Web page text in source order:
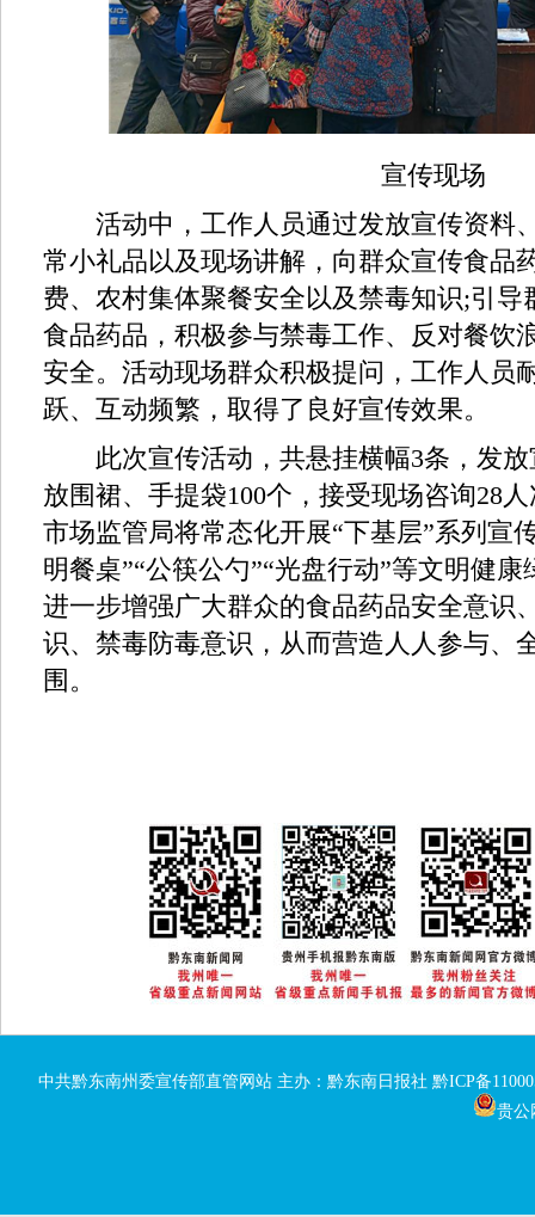
宣传现场
活动中，工作人员通过发放宣传资料
常小礼品以及现场讲解，向群众宣传食品
费、农村集体聚餐安全以及禁毒知识;引导
食品药品，积极参与禁毒工作、反对餐饮
安全。活动现场群众积极提问，工作人员
跃、互动频繁，取得了良好宣传效果。
此次宣传活动，共悬挂横幅3条，发放
放围裙、手提袋100个，接受现场咨询28
市场监管局将常态化开展“下基层”系列宣
明餐桌”“公筷公勺”“光盘行动”等文明健
进一步增强广大群众的食品药品安全意识
识、禁毒防毒意识，从而营造人人参与、
围。
中共黔东南州委宣传部直管网站 主办：黔东南日报社 黔ICP备
贵公